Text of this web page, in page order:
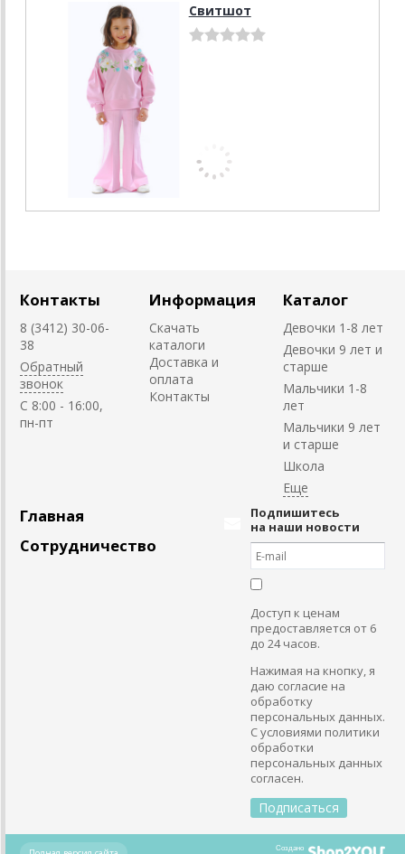
Свитшот
Контакты
8 (3412) 30-06-
38
Обратный
звонок
C 8:00 - 16:00,
пн-пт
Информация
Скачать
каталоги
Доставка и
оплата
Контакты
Каталог
Девочки 1-8 лет
Девочки 9 лет и
старше
Мальчики 1-8
лет
Мальчики 9 лет
и старше
Школа
Главная
Сотрудничество
Подпишитесь
на наши новости
Доступ к ценам
предоставляется от 6
до 24 часов.
Нажимая на кнопку, я
даю согласие на
обработку
персональных данных.
С условиями политики
обработки
персональных данных
согласен.
Создано